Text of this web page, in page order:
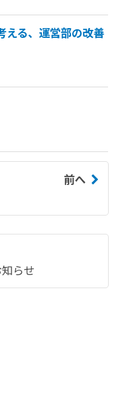
える、運営部の改善
前へ
らせ